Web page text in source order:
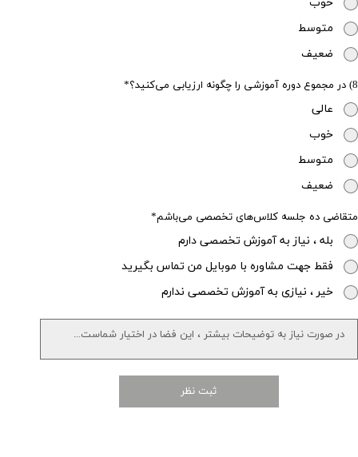
متوسط
ضعیف
8) در مجموع دوره آموزشی را چگونه ارزیابی می‌کنید؟
عالی
خوب
متوسط
ضعیف
متقاضی ده جلسه کلاس‌های تخصصی می‌باشم
بله ، نیاز به آموزش تخصصی دارم
فقط جهت مشاوره با موبایل من تماس بگیرید
خیر ، نیازی به آموزش تخصصی ندارم
ثبت نظر